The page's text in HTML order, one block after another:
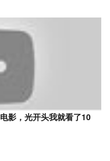
影，光开头我就看了10